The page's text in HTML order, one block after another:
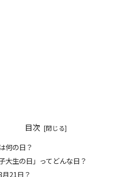
目次
何の日？
大生の日」ってどんな日？
21日？